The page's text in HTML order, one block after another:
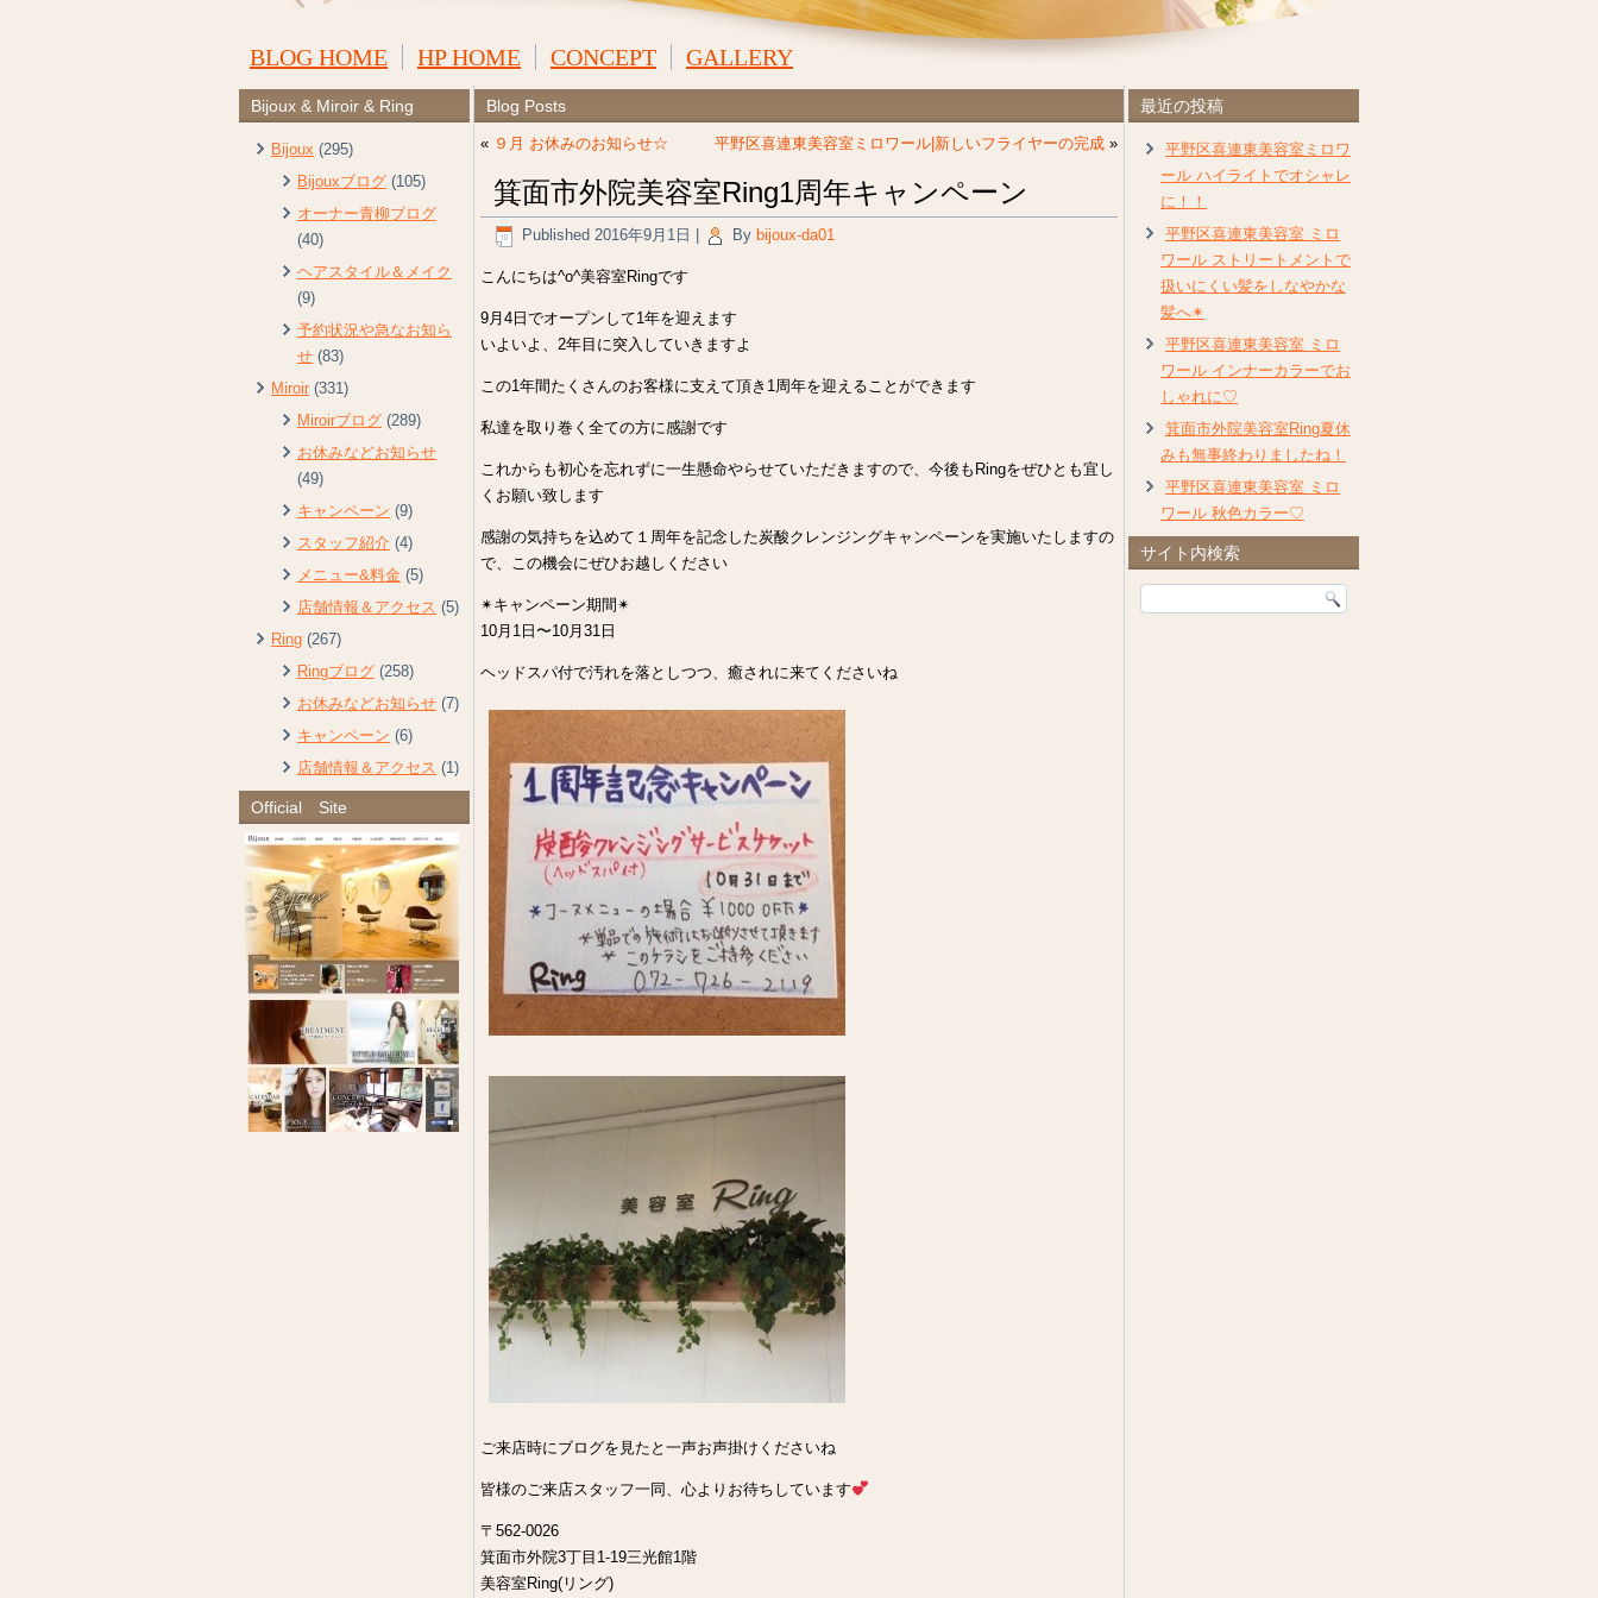
BLOG HOME HP HOME CONCEPT GALLERY
Bijoux & Miroir & Ring
Bijoux (295)
Bijouxブログ (105)
オーナー青柳ブログ
(40)
ヘアスタイル＆メイク
(9)
予約状況や急なお知ら
せ (83)
Miroir (331)
Miroirブログ (289)
お休みなどお知らせ
(49)
キャンペーン (9)
スタッフ紹介 (4)
メニュー&料金 (5)
店舗情報＆アクセス (5)
Ring (267)
Ringブログ (258)
お休みなどお知らせ (7)
キャンペーン (6)
店舗情報＆アクセス (1)
Official Site
Blog Posts
« ９月 お休みのお知らせ☆ 平野区喜連東美容室ミロワール|新しいフライヤーの完成 »
箕面市外院美容室Ring1周年キャンペーン
Published 2016年9月1日 By bijoux-da01
こんにちは^o^美容室Ringです
9月4日でオープンして1年を迎えます
いよいよ、2年目に突入していきますよ
この1年間たくさんのお客様に支えて頂き1周年を迎えることができます
私達を取り巻く全ての方に感謝です
これからも初心を忘れずに一生懸命やらせていただきますので、今後もRingをぜひとも宜し
くお願い致します
感謝の気持ちを込めて１周年を記念した炭酸クレンジングキャンペーンを実施いたしますの
で、この機会にぜひお越しください
✴︎キャンペーン期間✴︎
10月1日〜10月31日
ヘッドスパ付で汚れを落としつつ、癒されに来てくださいね
ご来店時にブログを見たと一声お声掛けくださいね
皆様のご来店スタッフ一同、心よりお待ちしています
〒562-0026
箕面市外院3丁目1-19三光館1階
美容室Ring(リング)
最近の投稿
平野区喜連東美容室ミロワ
ール ハイライトでオシャレ
に！！
平野区喜連東美容室 ミロ
ワール ストリートメントで
扱いにくい髪をしなやかな
髪へ✴︎
平野区喜連東美容室 ミロ
ワール インナーカラーでお
しゃれに♡
箕面市外院美容室Ring夏休
みも無事終わりましたね！
平野区喜連東美容室 ミロ
ワール 秋色カラー♡
サイト内検索